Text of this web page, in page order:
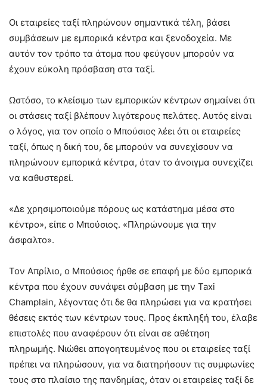
Οι εταιρείες ταξί πληρώνουν σημαντικά τέλη, βάσει
συμβάσεων με εμπορικά κέντρα και ξενοδοχεία. Με
αυτόν τον τρόπο τα άτομα που φεύγουν μπορούν να
έχουν εύκολη πρόσβαση στα ταξί.
Ωστόσο, το κλείσιμο των εμπορικών κέντρων σημαίνει ότι
οι στάσεις ταξί βλέπουν λιγότερους πελάτες. Αυτός είναι
ο λόγος, για τον οποίο ο Μπούσιος λέει ότι οι εταιρείες
ταξί, όπως η δική του, δε μπορούν να συνεχίσουν να
πληρώνουν εμπορικά κέντρα, όταν το άνοιγμα συνεχίζει
να καθυστερεί.
«Δε χρησιμοποιούμε πόρους ως κατάστημα μέσα στο
κέντρο», είπε ο Μπούσιος. «Πληρώνουμε για την
άσφαλτο».
Τον Απρίλιο, ο Μπούσιος ήρθε σε επαφή με δύο εμπορικά
κέντρα που έχουν συνάψει σύμβαση με την Taxi
Champlain, λέγοντας ότι δε θα πληρώσει για να κρατήσει
θέσεις εκτός των κέντρων τους. Προς έκπληξή του, έλαβε
επιστολές που αναφέρουν ότι είναι σε αθέτηση
πληρωμής. Νιώθει απογοητευμένος που οι εταιρείες ταξί
πρέπει να πληρώσουν, για να διατηρήσουν τις συμφωνίες
τους στο πλαίσιο της πανδημίας, όταν οι εταιρείες ταξί δε